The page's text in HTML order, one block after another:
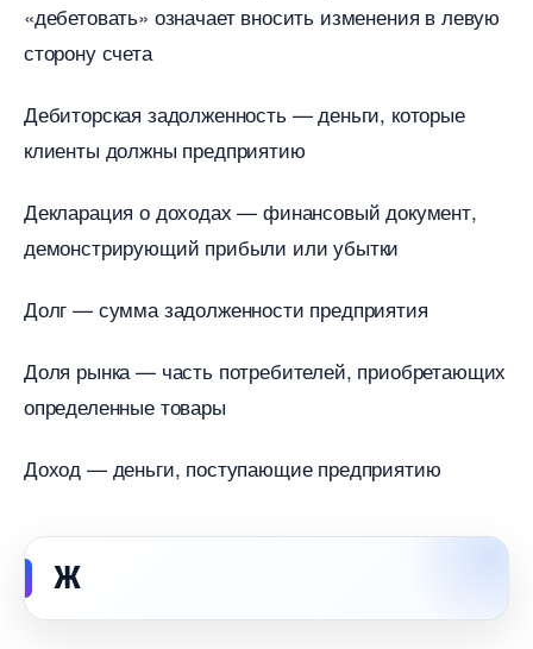
«дебетовать» означает вносить изменения в левую
сторону счета
Дебиторская задолженность — деньги, которые
клиенты должны предприятию
Декларация о доходах — финансовый документ,
демонстрирующий прибыли или убытки
Долг — сумма задолженности предприятия
Доля рынка — часть потребителей, приобретающих
определенные товары
Доход — деньги, поступающие предприятию
Ж